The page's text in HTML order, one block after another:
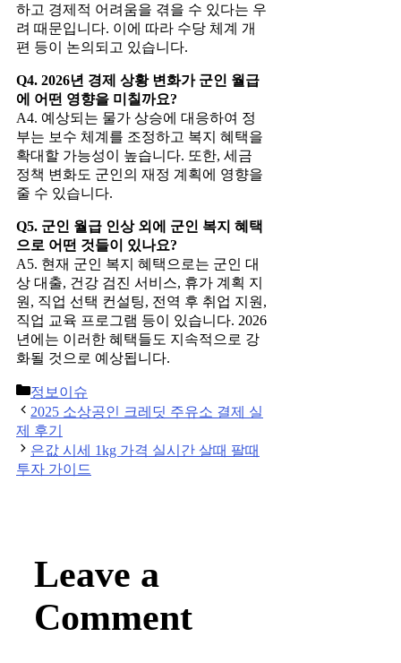
하고 경제적 어려움을 겪을 수 있다는 우
려 때문입니다. 이에 따라 수당 체계 개
편 등이 논의되고 있습니다.
Q4. 2026년 경제 상황 변화가 군인 월급
에 어떤 영향을 미칠까요?
A4. 예상되는 물가 상승에 대응하여 정
부는 보수 체계를 조정하고 복지 혜택을
확대할 가능성이 높습니다. 또한, 세금
정책 변화도 군인의 재정 계획에 영향을
줄 수 있습니다.
Q5. 군인 월급 인상 외에 군인 복지 혜택
으로 어떤 것들이 있나요?
A5. 현재 군인 복지 혜택으로는 군인 대
상 대출, 건강 검진 서비스, 휴가 계획 지
원, 직업 선택 컨설팅, 전역 후 취업 지원,
직업 교육 프로그램 등이 있습니다. 2026
년에는 이러한 혜택들도 지속적으로 강
화될 것으로 예상됩니다.
Categories
정보이슈
Post
navigation
2025 소상공인 크레딧 주유소 결제 실
제 후기
은값 시세 1kg 가격 실시간 살때 팔때
투자 가이드
Leave a
Comment